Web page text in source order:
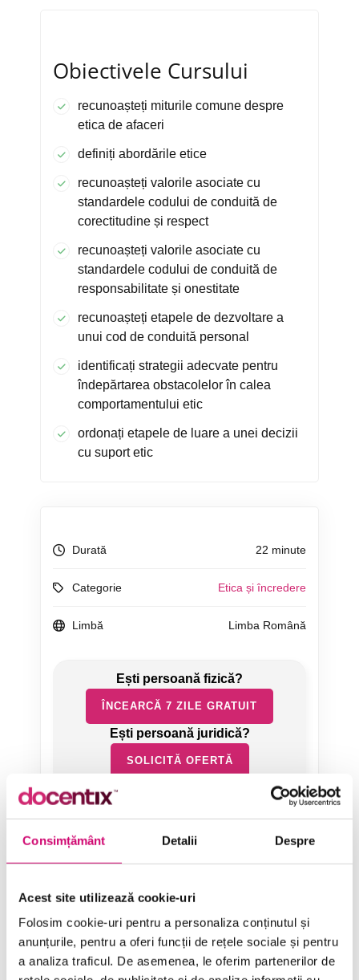
Consimțământ Detalii Despre
Acest site utilizează cookie-uri
Folosim cookie-uri pentru a personaliza conținutul și
anunțurile, pentru a oferi funcții de rețele sociale și pentru
a analiza traficul. De asemenea, le oferim partenerilor de
Obiectivele Cursului
recunoașteți miturile comune despre
etica de afaceri
definiți abordările etice
recunoașteți valorile asociate cu
standardele codului de conduită de
corectitudine și respect
recunoașteți valorile asociate cu
standardele codului de conduită de
responsabilitate și onestitate
recunoașteți etapele de dezvoltare a
unui cod de conduită personal
identificați strategii adecvate pentru
îndepărtarea obstacolelor în calea
comportamentului etic
ordonați etapele de luare a unei decizii
cu suport etic
Durată 22 minute
Categorie Etica și încredere
Limbă Limba Română
ÎNCEARCĂ 7 ZILE GRATUIT
SOLICITĂ OFERTĂ
Categorii de Cursuri
Comunicare